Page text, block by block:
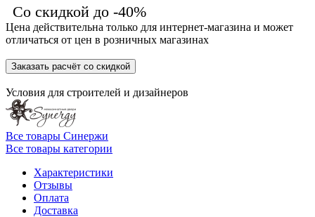
Со скидкой до -40%
Цена действительна только для интернет-магазина и может
отличаться от цен в розничных магазинах
Заказать расчёт со скидкой
Условия для строителей и дизайнеров
Все товары Синержи
Все товары категории
Характеристики
Отзывы
Оплата
Доставка